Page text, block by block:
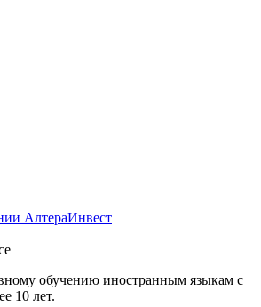
АлтераИнвест
обучению иностранным языкам с
10 лет.